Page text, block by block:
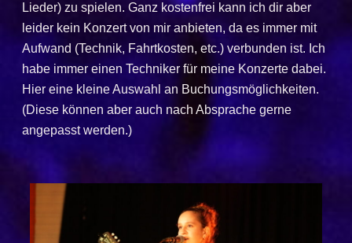
Lieder) zu spielen. Ganz kostenfrei kann ich dir aber
leider kein Konzert von mir anbieten, da es immer mit
Aufwand (Technik, Fahrtkosten, etc.) verbunden ist. Ich
habe immer einen Techniker für meine Konzerte dabei.
Hier eine kleine Auswahl an Buchungsmöglichkeiten.
(Diese können aber auch nach Absprache gerne
angepasst werden.)